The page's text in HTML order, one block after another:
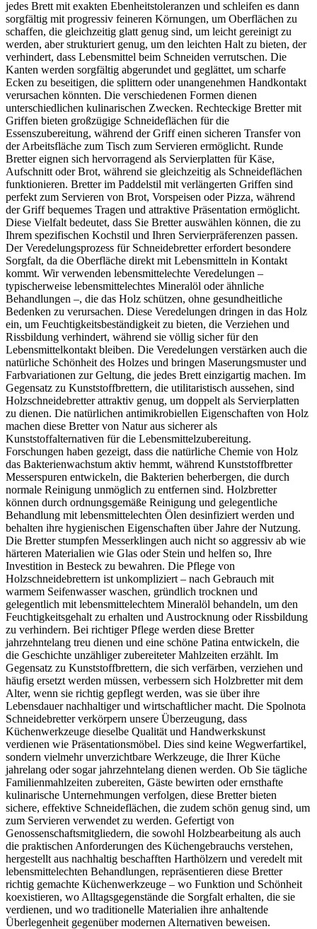
jedes Brett mit exakten Ebenheitstoleranzen und schleifen es dann
sorgfältig mit progressiv feineren Körnungen, um Oberflächen zu
schaffen, die gleichzeitig glatt genug sind, um leicht gereinigt zu
werden, aber strukturiert genug, um den leichten Halt zu bieten, der
verhindert, dass Lebensmittel beim Schneiden verrutschen. Die
Kanten werden sorgfältig abgerundet und geglättet, um scharfe
Ecken zu beseitigen, die splittern oder unangenehmen Handkontakt
verursachen könnten. Die verschiedenen Formen dienen
unterschiedlichen kulinarischen Zwecken. Rechteckige Bretter mit
Griffen bieten großzügige Schneideflächen für die
Essenszubereitung, während der Griff einen sicheren Transfer von
der Arbeitsfläche zum Tisch zum Servieren ermöglicht. Runde
Bretter eignen sich hervorragend als Servierplatten für Käse,
Aufschnitt oder Brot, während sie gleichzeitig als Schneideflächen
funktionieren. Bretter im Paddelstil mit verlängerten Griffen sind
perfekt zum Servieren von Brot, Vorspeisen oder Pizza, während
der Griff bequemes Tragen und attraktive Präsentation ermöglicht.
Diese Vielfalt bedeutet, dass Sie Bretter auswählen können, die zu
Ihrem spezifischen Kochstil und Ihren Servierpräferenzen passen.
Der Veredelungsprozess für Schneidebretter erfordert besondere
Sorgfalt, da die Oberfläche direkt mit Lebensmitteln in Kontakt
kommt. Wir verwenden lebensmittelechte Veredelungen –
typischerweise lebensmittelechtes Mineralöl oder ähnliche
Behandlungen –, die das Holz schützen, ohne gesundheitliche
Bedenken zu verursachen. Diese Veredelungen dringen in das Holz
ein, um Feuchtigkeitsbeständigkeit zu bieten, die Verziehen und
Rissbildung verhindert, während sie völlig sicher für den
Lebensmittelkontakt bleiben. Die Veredelungen verstärken auch die
natürliche Schönheit des Holzes und bringen Maserungsmuster und
Farbvariationen zur Geltung, die jedes Brett einzigartig machen. Im
Gegensatz zu Kunststoffbrettern, die utilitaristisch aussehen, sind
Holzschneidebretter attraktiv genug, um doppelt als Servierplatten
zu dienen. Die natürlichen antimikrobiellen Eigenschaften von Holz
machen diese Bretter von Natur aus sicherer als
Kunststoffalternativen für die Lebensmittelzubereitung.
Forschungen haben gezeigt, dass die natürliche Chemie von Holz
das Bakterienwachstum aktiv hemmt, während Kunststoffbretter
Messerspuren entwickeln, die Bakterien beherbergen, die durch
normale Reinigung unmöglich zu entfernen sind. Holzbretter
können durch ordnungsgemäße Reinigung und gelegentliche
Behandlung mit lebensmittelechten Ölen desinfiziert werden und
behalten ihre hygienischen Eigenschaften über Jahre der Nutzung.
Die Bretter stumpfen Messerklingen auch nicht so aggressiv ab wie
härteren Materialien wie Glas oder Stein und helfen so, Ihre
Investition in Besteck zu bewahren. Die Pflege von
Holzschneidebrettern ist unkompliziert – nach Gebrauch mit
warmem Seifenwasser waschen, gründlich trocknen und
gelegentlich mit lebensmittelechtem Mineralöl behandeln, um den
Feuchtigkeitsgehalt zu erhalten und Austrocknung oder Rissbildung
zu verhindern. Bei richtiger Pflege werden diese Bretter
jahrzehntelang treu dienen und eine schöne Patina entwickeln, die
die Geschichte unzähliger zubereiteter Mahlzeiten erzählt. Im
Gegensatz zu Kunststoffbrettern, die sich verfärben, verziehen und
häufig ersetzt werden müssen, verbessern sich Holzbretter mit dem
Alter, wenn sie richtig gepflegt werden, was sie über ihre
Lebensdauer nachhaltiger und wirtschaftlicher macht. Die Spolnota
Schneidebretter verkörpern unsere Überzeugung, dass
Küchenwerkzeuge dieselbe Qualität und Handwerkskunst
verdienen wie Präsentationsmöbel. Dies sind keine Wegwerfartikel,
sondern vielmehr unverzichtbare Werkzeuge, die Ihrer Küche
jahrelang oder sogar jahrzehntelang dienen werden. Ob Sie tägliche
Familienmahlzeiten zubereiten, Gäste bewirten oder ernsthafte
kulinarische Unternehmungen verfolgen, diese Bretter bieten
sichere, effektive Schneideflächen, die zudem schön genug sind, um
zum Servieren verwendet zu werden. Gefertigt von
Genossenschaftsmitgliedern, die sowohl Holzbearbeitung als auch
die praktischen Anforderungen des Küchengebrauchs verstehen,
hergestellt aus nachhaltig beschafften Harthölzern und veredelt mit
lebensmittelechten Behandlungen, repräsentieren diese Bretter
richtig gemachte Küchenwerkzeuge – wo Funktion und Schönheit
koexistieren, wo Alltagsgegenstände die Sorgfalt erhalten, die sie
verdienen, und wo traditionelle Materialien ihre anhaltende
Überlegenheit gegenüber modernen Alternativen beweisen.